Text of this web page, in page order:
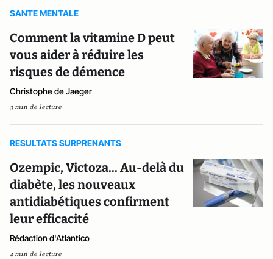
SANTE MENTALE
Comment la vitamine D peut
vous aider à réduire les
risques de démence
Christophe de Jaeger
3 min de lecture
RESULTATS SURPRENANTS
Ozempic, Victoza... Au-delà du
diabète, les nouveaux
antidiabétiques confirment
leur efficacité
Rédaction d'Atlantico
4 min de lecture